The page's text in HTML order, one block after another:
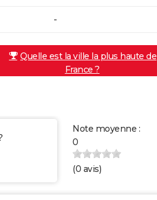
-
Quelle est la ville la plus haute de
France ?
Note moyenne :
0
(0 avis)